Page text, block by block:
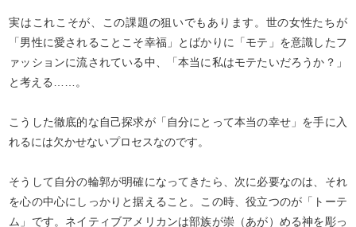
実はこれこそが、この課題の狙いでもあります。世の女性たちが
「男性に愛されることこそ幸福」とばかりに「モテ」を意識したフ
ァッションに流されている中、「本当に私はモテたいだろうか？」
と考える……。
こうした徹底的な自己探求が「自分にとって本当の幸せ」を手に入
れるには欠かせないプロセスなのです。
そうして自分の輪郭が明確になってきたら、次に必要なのは、それ
を心の中心にしっかりと据えること。この時、役立つのが「トーテ
ム」です。ネイティブアメリカンは部族が崇（あが）める神を彫っ